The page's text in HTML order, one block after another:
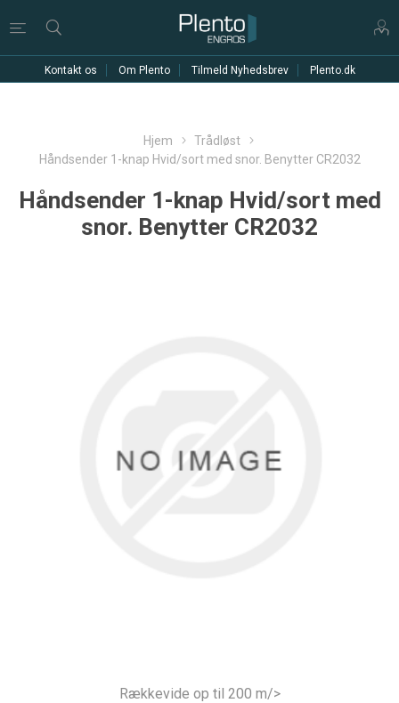
Kontakt os Om Plento Tilmeld Nyhedsbrev Plento.dk
Hjem
Trådløst
Håndsender 1-knap Hvid/sort med snor. Benytter CR2032
Håndsender 1-knap Hvid/sort med
snor. Benytter CR2032
Rækkevide op til 200 m/>